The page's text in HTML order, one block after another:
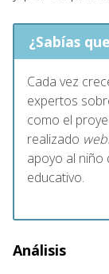
¿Sabías
Cada vez
expertos
como el
realizado
apoyo al niño
educativo.
Análisis